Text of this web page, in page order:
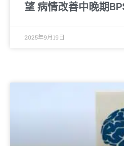
望 病情改善中晚期
2025年9月19日